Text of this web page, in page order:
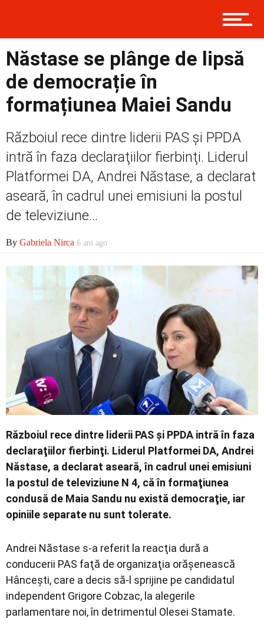
Prima
Externe
Economic
Năstase se plânge de lipsă
de democrație în
formațiunea Maiei Sandu
Războiul rece dintre liderii PAS şi PPDA
intră în faza declaraţiilor fierbinţi. Liderul
Platformei DA, Andrei Năstase, a declarat
aseară, în cadrul unei emisiuni la postul
de televiziune...
By Gabriela Nirca 6 ani ago
Războiul rece dintre liderii PAS şi PPDA intră în faza
declaraţiilor fierbinţi. Liderul Platformei DA, Andrei
Năstase, a declarat aseară, în cadrul unei emisiuni
la postul de televiziune N 4, că în formaţiunea
condusă de Maia Sandu nu există democraţie, iar
opiniile separate nu sunt tolerate.
Andrei Năstase s-a referit la reacţia dură a
conducerii PAS faţă de organizaţia orăşenească
Hânceşti, care a decis să-l sprijine pe candidatul
independent Grigore Cobzac, la alegerile
parlamentare noi, în detrimentul Olesei Stamate.